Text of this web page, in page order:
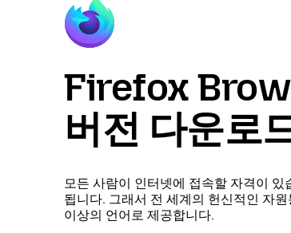
Firefox
버전 다운로
모든 사람이 인터넷에 접속할 자격이
됩니다. 그래서 전 세계의 헌신적인 자
이상의 언어로 제공합니다.